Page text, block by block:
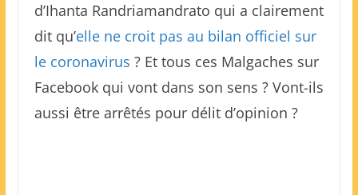
d’Ihanta Randriamandrato qui a clairement
dit qu’elle ne croit pas au bilan officiel sur
le coronavirus ? Et tous ces Malgaches sur
Facebook qui vont dans son sens ? Vont-ils
aussi être arrêtés pour délit d’opinion ?